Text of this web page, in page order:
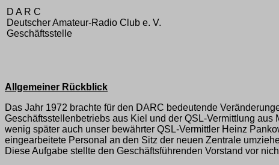
D A R C
Deutscher Amateur-Radio Club e. V.
Geschäftsstelle
Allgemeiner Rückblick
Das Jahr 1972 brachte für den DARC bedeutende
Geschäftsstellenbetriebs aus Kiel und der QSL-Vermittlung
wenig später auch unser bewährter QSL-Vermittler Heinz
eingearbeitete Personal an den Sitz der neuen Zentrale
Diese Aufgabe stellte den Geschäftsführenden Vorstand vor